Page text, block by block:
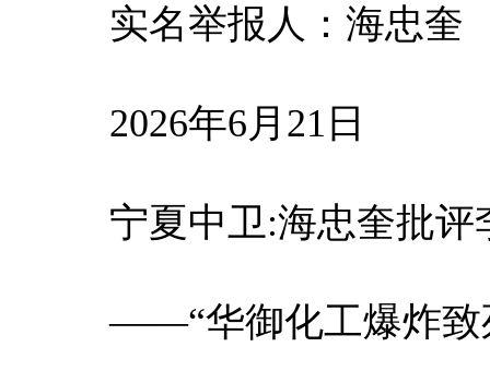
实名举报人：海忠奎
2026年6月21日
宁夏中卫:海忠奎批评
——“华御化工爆炸致